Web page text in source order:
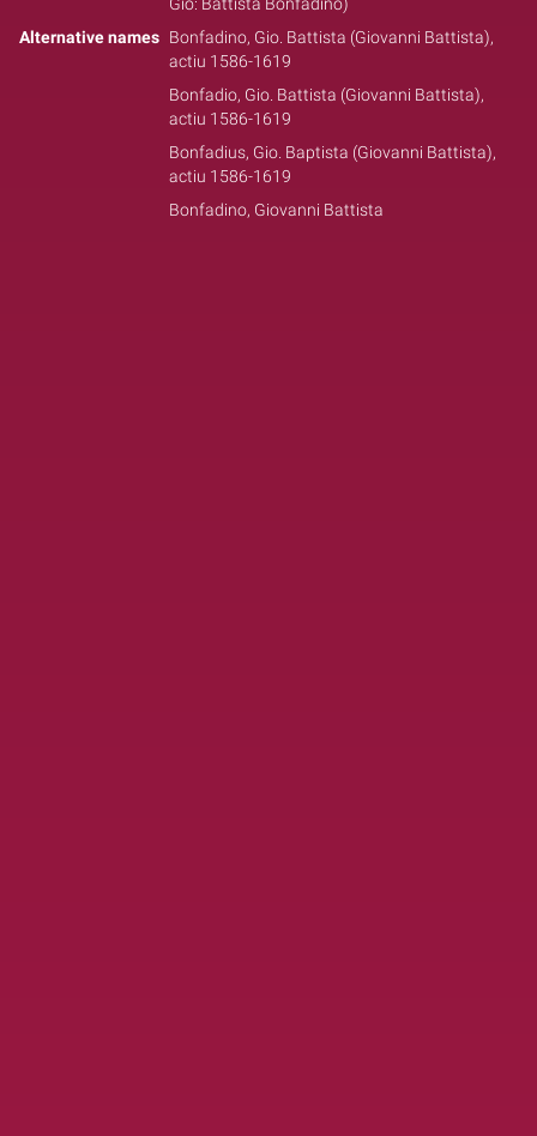
Gio: Battista Bonfadino)
Alternative names Bonfadino, Gio. Battista (Giovanni Battista),
actiu 1586-1619
Bonfadio, Gio. Battista (Giovanni Battista),
actiu 1586-1619
Bonfadius, Gio. Baptista (Giovanni Battista),
actiu 1586-1619
Bonfadino, Giovanni Battista